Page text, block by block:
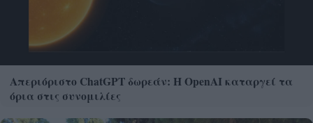
Απεριόριστο ChatGPT δωρεάν: Η OpenAI καταργεί τα
όρια στις συνομιλίες